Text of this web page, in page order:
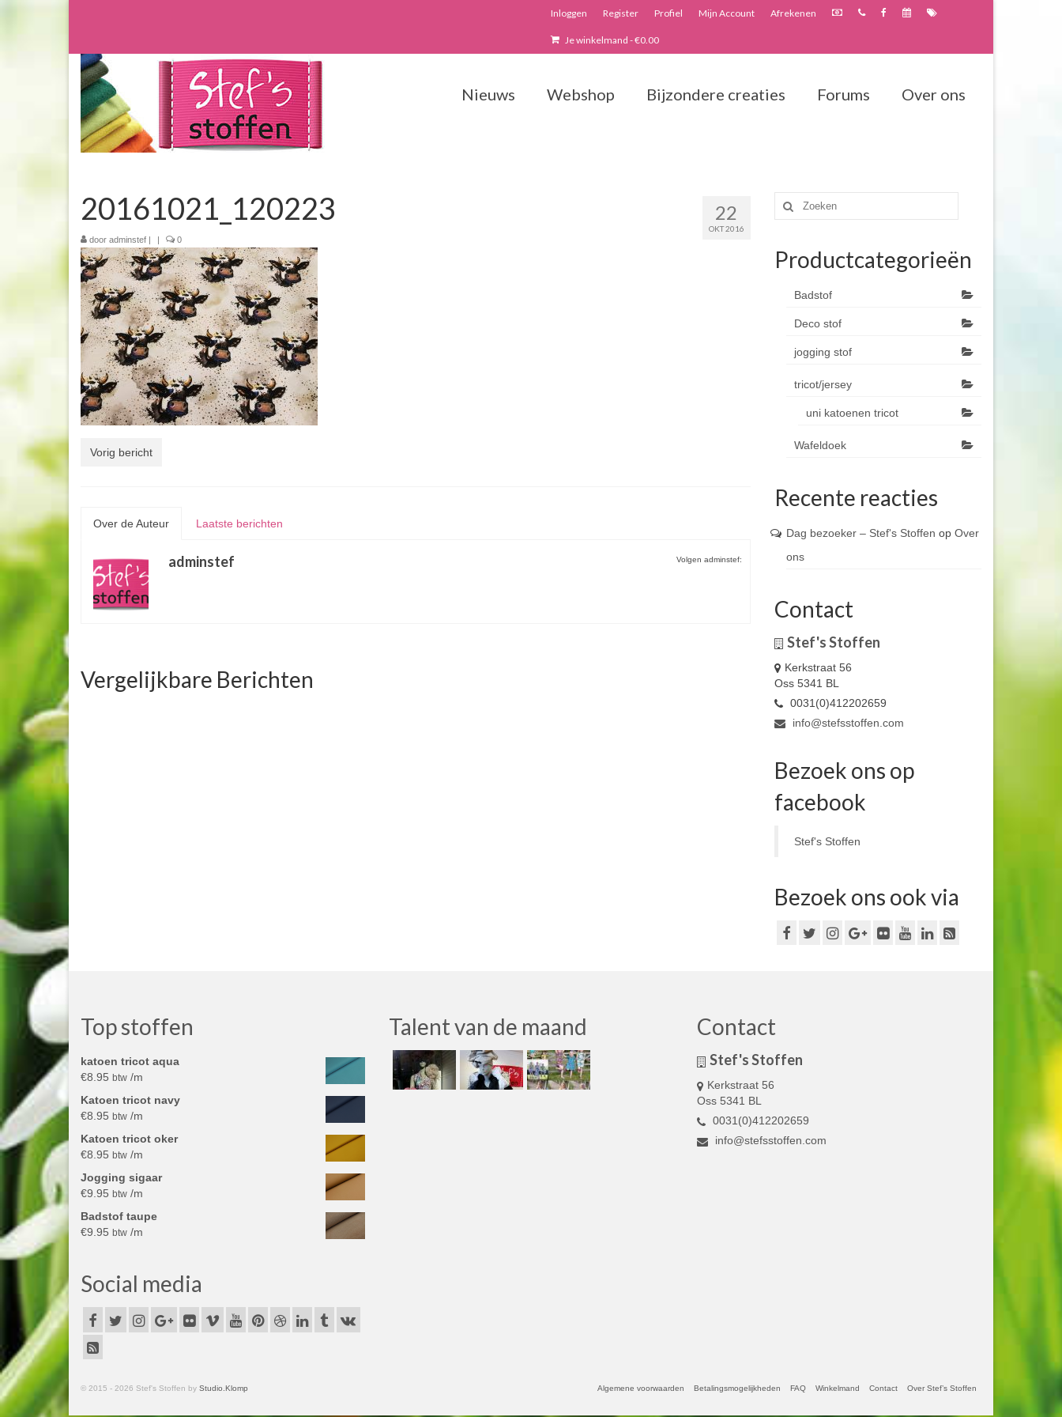
Inloggen Register Profiel Mijn Account Afrekenen
Je winkelmand -€0.00
Nieuws Webshop Bijzondere creaties Forums Over ons
22
OKT 2016
20161021_120223
door adminstef | | 0
Vorig bericht
Over de Auteur Laatste berichten
Volgen adminstef:
adminstef
Vergelijkbare Berichten
Zoeken
naar:
Productcategorieën
Badstof
Deco stof
jogging stof
tricot/jersey
uni katoenen tricot
Wafeldoek
Recente reacties
Dag bezoeker – Stef's Stoffen op Over
ons
Contact
Stef's Stoffen
Kerkstraat 56
Oss 5341 BL
0031(0)412202659
info@stefsstoffen.com
Bezoek ons op
facebook
Stef's Stoffen
Bezoek ons ook via
Top stoffen
katoen tricot aqua
€8.95 btw /m
Katoen tricot navy
€8.95 btw /m
Katoen tricot oker
€8.95 btw /m
Jogging sigaar
€9.95 btw /m
Badstof taupe
€9.95 btw /m
Social media
Talent van de maand Contact
Stef's Stoffen
Kerkstraat 56
Oss 5341 BL
0031(0)412202659
info@stefsstoffen.com
Algemene voorwaarden Betalingsmogelijkheden FAQ Winkelmand Contact Over Stef’s Stoffen
© 2015 - 2026 Stef's Stoffen by Studio.Klomp